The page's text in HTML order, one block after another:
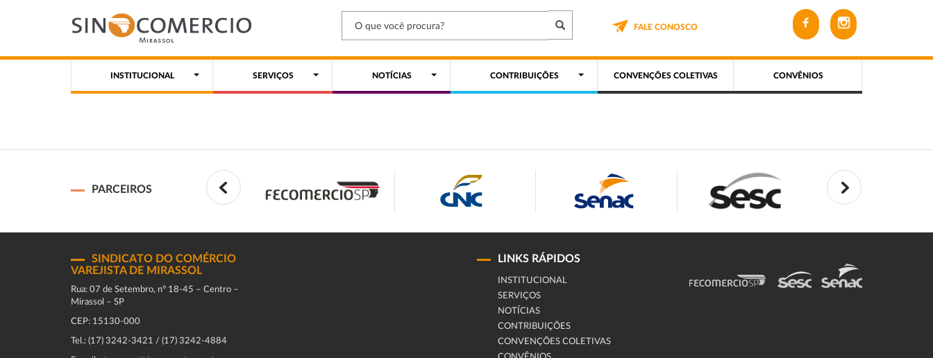
FALE CONOSCO
INSTITUCIONAL SERVIÇOS NOTÍCIAS CONTRIBUIÇÕES CONVENÇÕES COLETIVAS CONVÊNIOS
PARCEIROS
SINDICATO DO COMÉRCIO
VAREJISTA DE MIRASSOL
Rua: 07 de Setembro, n° 18-45 – Centro –
Mirassol – SP
CEP: 15130-000
Tel.: (17) 3242-3421 / (17) 3242-4884
LINKS RÁPIDOS
INSTITUCIONAL
SERVIÇOS
NOTÍCIAS
CONTRIBUIÇÕES
CONVENÇÕES COLETIVAS